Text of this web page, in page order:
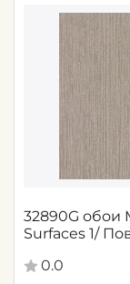
32890G обои
Surfaces 1/
0.0